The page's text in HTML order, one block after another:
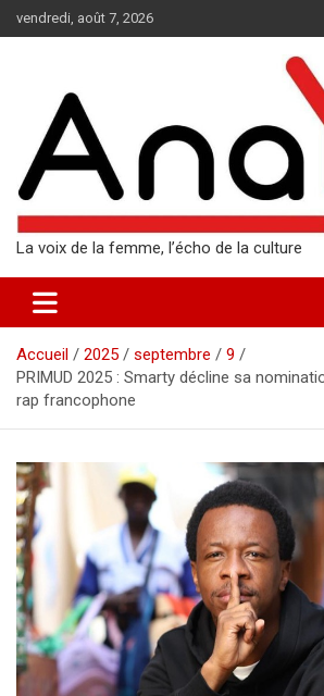
au
vendredi, août 7, 2026
La voix de la femme, l’écho de la culture
Accueil 2025 septembre
9
PRIMUD 2025 : Smarty décline sa
rap francophone